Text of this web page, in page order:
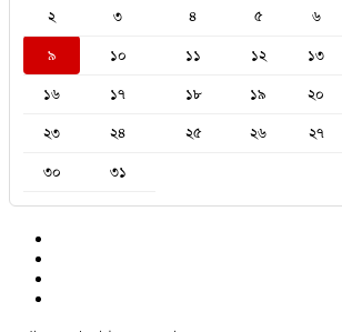
২
৩ ৪ ৫ ৬
৯
১০ ১১ ১২ ১৩
১৬
১৭ ১৮ ১৯ ২০
২৩
২৪ ২৫ ২৬ ২৭
৩০
৩১